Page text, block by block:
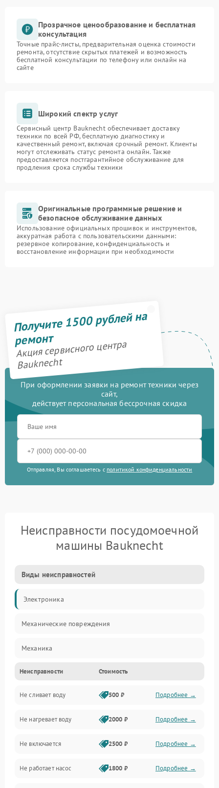
Прозрачное ценообразование и бесплатная
консультация
Точные прайс-листы, предварительная оценка стоимости
ремонта, отсутствие скрытых платежей и возможность
бесплатной консультации по телефону или онлайн на
сайте
Широкий спектр услуг
Сервисный центр Bauknecht обеспечивает доставку
техники по всей РФ, бесплатную диагностику и
качественный ремонт, включая срочный ремонт. Клиенты
могут отслеживать статус ремонта онлайн. Также
предоставляется постгарантийное обслуживание для
продления срока службы техники
Оригинальные программные решение и
безопасное обслуживание данных
Использование официальных прошивок и инструментов,
аккуратная работа с пользовательскими данными:
резервное копирование, конфиденциальность и
восстановление информации при необходимости
Получите 1500 рублей на
ремонт
Акция сервисного центра
Bauknecht
При оформлении заявки на ремонт техники через
сайт,
действует персональная бессрочная скидка
Отправляя, Вы соглашаетесь с политикой конфиденциальности
Неисправности посудомоечной
машины Bauknecht
Виды неисправностей
Электроника
Механические повреждения
Механика
Управление
Электропитание
Датчики
Нагрев
Вода
Неисправности Стоимость
Не сливает воду 500 ₽ Подробнее →
Не нагревает воду 2000 ₽ Подробнее →
Не включается 2500 ₽ Подробнее →
Не работает насос 1800 ₽ Подробнее →